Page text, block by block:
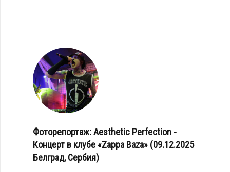
Фоторепортаж: Aesthetic Perfection -
Концерт в клубе «Zappa Baza» (09.12.2025
Белград, Сербия)